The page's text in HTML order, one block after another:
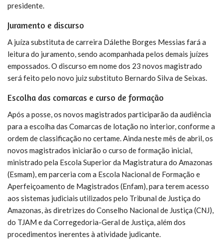
presidente.
Juramento e discurso
A juíza substituta de carreira Dálethe Borges Messias fará a
leitura do juramento, sendo acompanhada pelos demais juízes
empossados. O discurso em nome dos 23 novos magistrado
será feito pelo novo juiz substituto Bernardo Silva de Seixas.
Escolha das comarcas e curso de formação
Após a posse, os novos magistrados participarão da audiência
para a escolha das Comarcas de lotação no interior, conforme a
ordem de classificação no certame. Ainda neste mês de abril, os
novos magistrados iniciarão o curso de formação inicial,
ministrado pela Escola Superior da Magistratura do Amazonas
(Esmam), em parceria com a Escola Nacional de Formação e
Aperfeiçoamento de Magistrados (Enfam), para terem acesso
aos sistemas judiciais utilizados pelo Tribunal de Justiça do
Amazonas, às diretrizes do Conselho Nacional de Justiça (CNJ),
do TJAM e da Corregedoria-Geral de Justiça, além dos
procedimentos inerentes à atividade judicante.